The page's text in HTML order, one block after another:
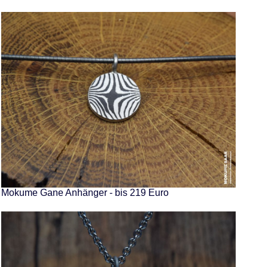
Mokume Gane Anhänger - bis 219 Euro